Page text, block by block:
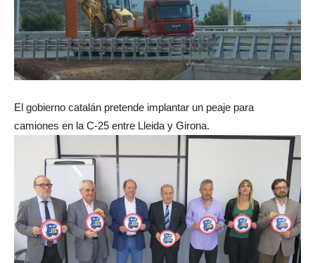
El gobierno catalán pretende implantar un peaje para
camiones en la C-25 entre Lleida y Girona.